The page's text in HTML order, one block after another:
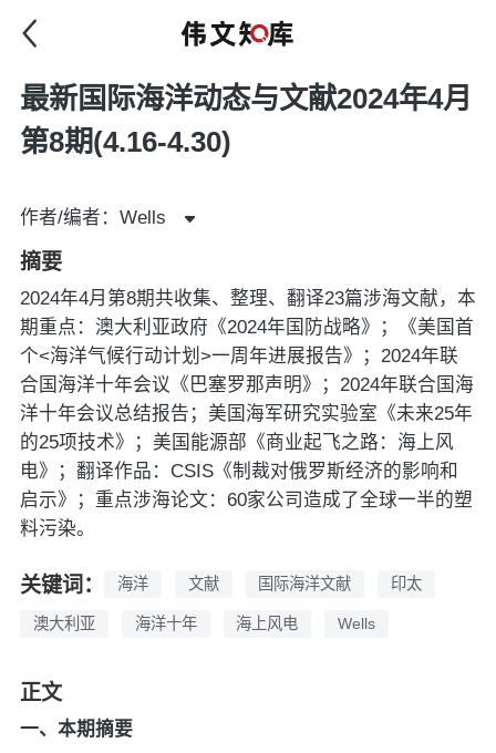
最新国际海洋动态与文献2024年4月
第8期(4.16-4.30)
作者/编者：Wells
摘要
2024年4月第8期共收集、整理、翻译23篇涉海文献，本
期重点：澳大利亚政府《2024年国防战略》；《美国首
个<海洋气候行动计划>一周年进展报告》；2024年联
合国海洋十年会议《巴塞罗那声明》；2024年联合国海
洋十年会议总结报告；美国海军研究实验室《未来25年
的25项技术》；美国能源部《商业起飞之路：海上风
电》；翻译作品：CSIS《制裁对俄罗斯经济的影响和
启示》；重点涉海论文：60家公司造成了全球一半的塑
料污染。
关键词： 海洋 文献 国际海洋文献 印太
澳大利亚 海洋十年 海上风电 Wells
正文
一、本期摘要